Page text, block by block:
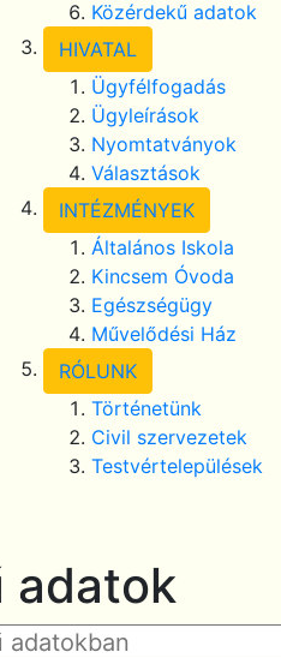
Közérdekű adatok
HIVATAL
Ügyfélfogadás
Ügyleírások
Nyomtatványok
Választások
INTÉZMÉNYEK
Általános Iskola
Kincsem Óvoda
Egészségügy
Művelődési Ház
RÓLUNK
Történetünk
Civil szervezetek
Testvértelepülések
adatok